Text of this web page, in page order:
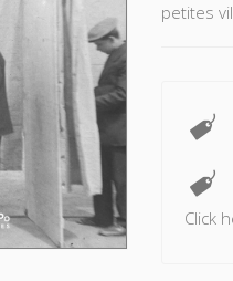
petites
Click